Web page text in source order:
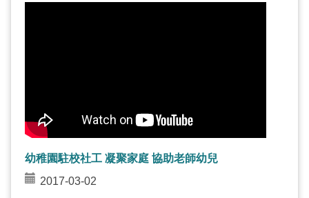
幼稚園駐校社工 凝聚家庭 協助老師幼兒
2017-03-02